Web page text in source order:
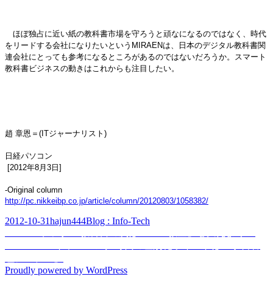
ほぼ独占に近い紙の教科書市場を守ろうと頑なになるのではなく、時代
をリードする会社になりたいというMIRAENは、日本のデジタル教科書関
連会社にとっても参考になるところがあるのではないだろうか。スマート
教科書ビジネスの動きはこれからも注目したい。
趙 章恩＝(ITジャーナリスト)
日経パソコン
[2012年8月3日]
-Original column
http://pc.nikkeibp.co.jp/article/column/20120803/1058382/
Posted
2012-10-31Author
hajun444Categories
Blog : Info-Tech
Post
navigation
Proudly powered by WordPress